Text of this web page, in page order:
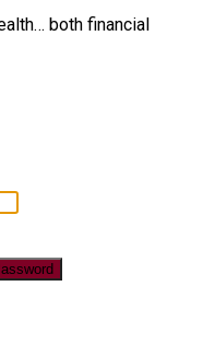
both financial